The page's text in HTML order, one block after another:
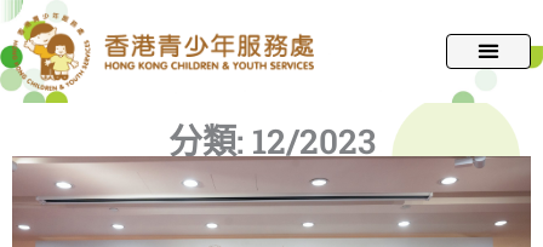
跳
至
主
容
分類: 12/2023